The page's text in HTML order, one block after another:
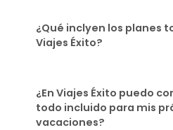
¿Qué inclyen los planes
Viajes Éxito?
¿En Viajes Éxito puedo
todo incluido para mis
vacaciones?